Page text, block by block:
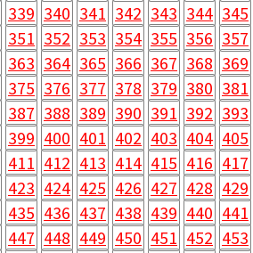
339 340 341 342 343 344 345
351 352 353 354 355 356 357
363 364 365 366 367 368 369
375 376 377 378 379 380 381
387 388 389 390 391 392 393
399 400 401 402 403 404 405
411 412 413 414 415 416 417
423 424 425 426 427 428 429
435 436 437 438 439 440 441
447 448 449 450 451 452 453